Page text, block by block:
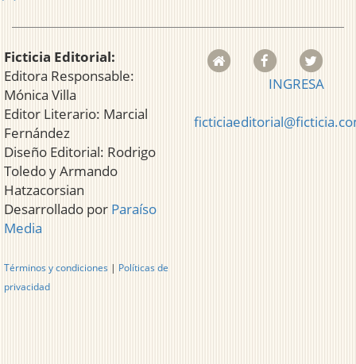
Ficticia Editorial:
Editora Responsable:
Mónica Villa
Editor Literario: Marcial
Fernández
Diseño Editorial: Rodrigo
Toledo y Armando
Hatzacorsian
Desarrollado por Paraíso
Media
Términos y condiciones | Políticas de
privacidad
INGRESA